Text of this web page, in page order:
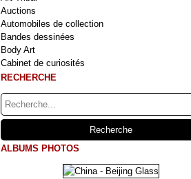
Auctions
Automobiles de collection
Bandes dessinées
Body Art
Cabinet de curiosités
RECHERCHE
ALBUMS PHOTOS